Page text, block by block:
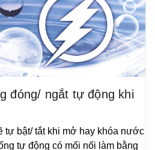
đóng/ ngắt tự động khi
tự bật/ tắt khi mở hay khóa nước
tự động có mối nối làm bằng